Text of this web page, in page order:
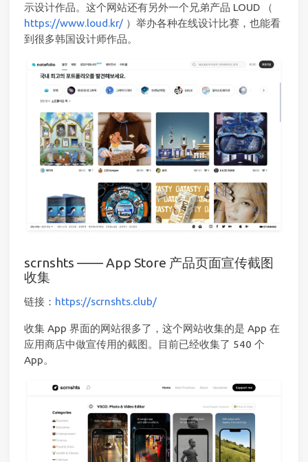
示设计作品。这个网站还有另外一个兄弟产品 LOUD （
https://www.loud.kr/ ）举办各种在线设计比赛，也能看
到很多韩国设计师作品。
scrnshts —— App Store 产品页面宣传截图
收集
链接： https://scrnshts.club/
收集 App 界面的网站很多了，这个网站收集的是 App 在
应用商店中做宣传用的截图。目前已经收集了 540 个
App。